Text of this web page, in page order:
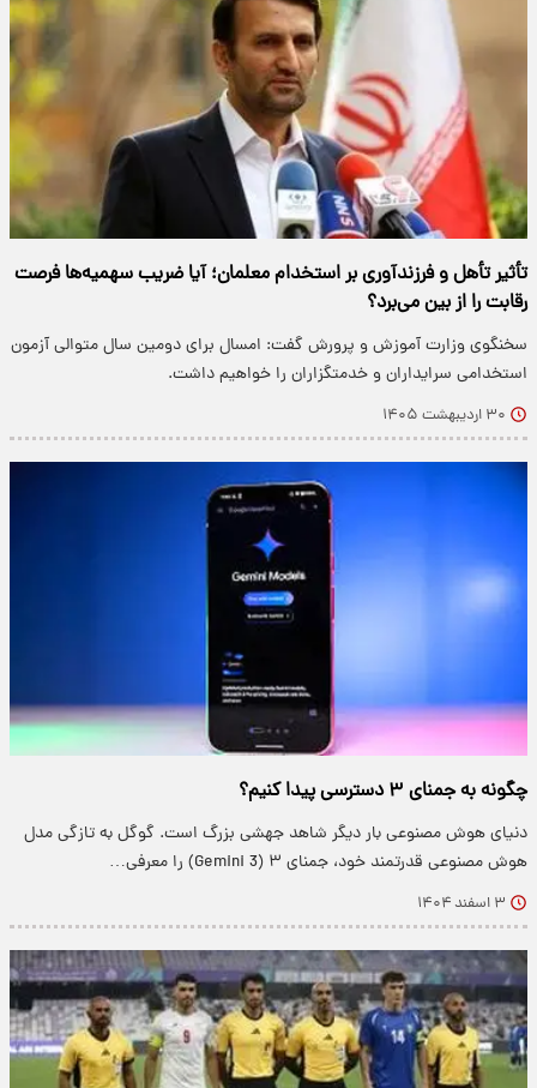
تأثیر تأهل و فرزندآوری بر استخدام معلمان؛ آیا ضریب سهمیه‌ها فرصت
رقابت را از بین می‌برد؟
سخنگوی وزارت آموزش و پرورش گفت: امسال برای دومین سال متوالی آزمون
استخدامی سرایداران و خدمتگزاران را خواهیم داشت.
۳۰ اردیبهشت ۱۴۰۵
چگونه به جمنای ۳ دسترسی پیدا کنیم؟
دنیای هوش مصنوعی بار دیگر شاهد جهشی بزرگ است. گوگل به تازگی مدل
هوش مصنوعی قدرتمند خود، جمنای ۳ (Gemini 3) را معرفی…
۳ اسفند ۱۴۰۴